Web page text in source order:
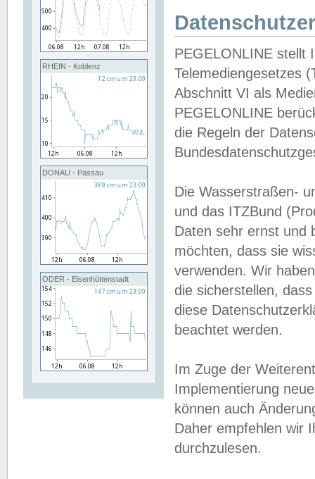
RHEIN - Koblenz
DONAU - Passau
ODER - Eisenhüttenstadt
PEGELONLINE stellt
Telemediengesetzes
Abschnitt VI als
PEGELONLINE
die Regeln der
Die Wasserstraßen-
und das ITZBund
Daten sehr ernst und
möchten, dass sie
verwenden. Wir
die sicherstellen,
diese
beachtet werden.
Im Zuge der
Implementierung
können auch
Daher empfehlen wir
durchzulesen.